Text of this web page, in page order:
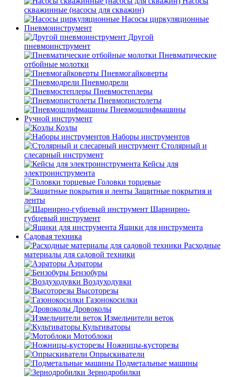
скважинные (насосы для скважин)
Насосы циркуляционные
Пневмоинструмент
Другой
пневмоинструмент
Пневматические
отбойные молотки
Пневмогайковерты
Пневмодрели
Пневмостеплеры
Пневмопистолеты
Пневмошлифмашины
Ручной инструмент
Козлы
Наборы инструментов
Столярный и
слесарный инструмент
Кейсы для
электроинструмента
Головки торцевые
Защитные покрытия и
ленты
Шарнирно-
губцевый инструмент
Ящики для инструмента
Садовая техника
Расходные
материалы для садовой техники
Аэраторы
Бензобуры
Воздуходувки
Высоторезы
Газонокосилки
Дровоколы
Измельчители веток
Культиваторы
Мотоблоки
Ножницы-кусторезы
Опрыскиватели
Подметальные машины
Зернодробилки